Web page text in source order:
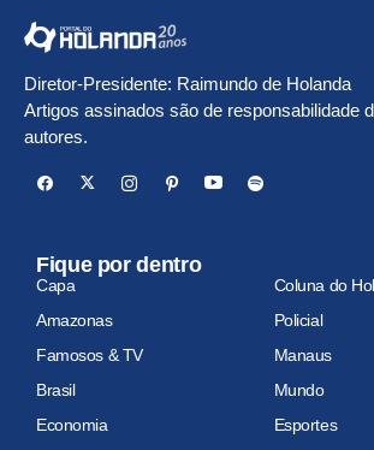
Diretor-Presidente: Raimundo de Holanda
Artigos assinados são de responsabilidade
autores.
Fique por dentro
Capa
Coluna do
Amazonas
Policial
Famosos & TV
Manaus
Brasil
Mundo
Economia
Esportes